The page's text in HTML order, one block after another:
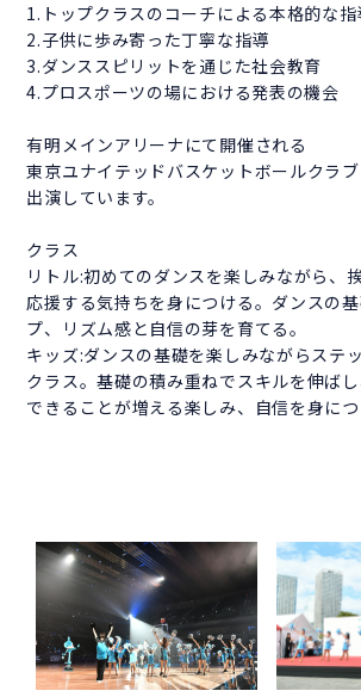
1.トップクラスのコーチによる本格的な指
2.子供に歩み寄った丁寧な指導
3.ダンススピリットを通じた社会教育
4.プロスポーツの場における発表の機会
有明メインアリーナにて開催される
東京ユナイテッドバスケットボールクラ
出演しています。
クラス
リトル:初めてのダンスを楽しみながら、
応援する気持ちを身につける。ダンスの
プ、リズム感と自信の芽を育てる。
キッズ:ダンスの基礎を楽しみながらステ
クラス。基礎の積み重ねでスキルを伸ば
できることが増える楽しみ、自信を身につ